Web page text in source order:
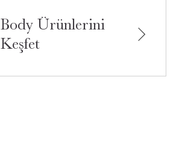
Body Ürünlerini
Keşfet